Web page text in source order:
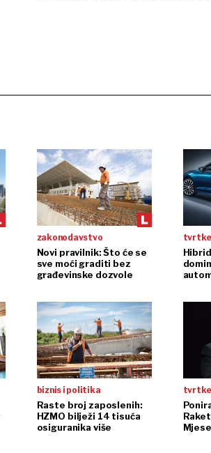
zakonodavstvo
Novi pravilnik: Što će se
sve moći graditi bez
građevinske dozvole
biznis i politika
Raste broj zaposlenih:
HZMO bilježi 14 tisuća
osiguranika više